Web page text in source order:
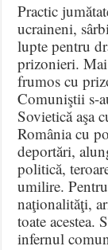
Practic
ucraineni,
lupte pentru
prizonieri.
frumos cu
Comuniştii s-
Sovietică aşa
România cu
deportări,
politică,
umilire.
naţionalităţi,
toate acestea.
infernul